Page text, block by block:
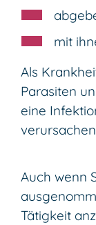
mit
Als
Parasiten
eine
Auch wenn
Tätigkeit